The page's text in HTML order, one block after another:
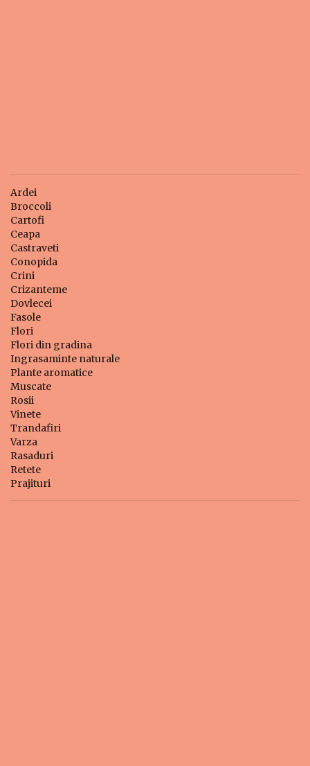
Ardei
Broccoli
Cartofi
Ceapa
Castraveti
Conopida
Crini
Crizanteme
Dovlecei
Fasole
Flori
Flori din gradina
Ingrasaminte naturale
Plante aromatice
Muscate
Rosii
Vinete
Trandafiri
Varza
Rasaduri
Retete
Prajituri